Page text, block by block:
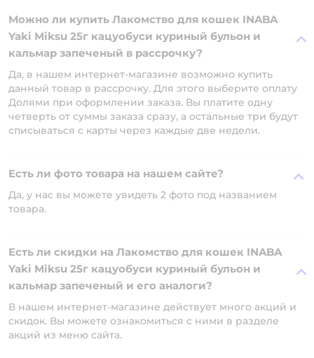
Можно ли купить Лакомство для кошек INABA
Yaki Miksu 25г кацуобуси куриный бульон и
кальмар запеченый в рассрочку?
Да, в нашем интернет-магазине возможно купить
данный товар в рассрочку. Для этого выберите оплату
Долями при оформлении заказа. Вы платите одну
четверть от суммы заказа сразу, а остальные три будут
списываться с карты через каждые две недели.
Есть ли фото товара на нашем сайте?
Да, у нас вы можете увидеть 2 фото под названием
товара.
Есть ли скидки на Лакомство для кошек INABA
Yaki Miksu 25г кацуобуси куриный бульон и
кальмар запеченый и его аналоги?
В нашем интернет-магазине действует много акций и
скидок. Вы можете ознакомиться с ними в разделе
акций из меню сайта.